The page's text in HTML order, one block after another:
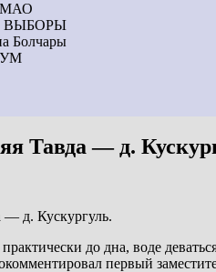
ВЫБОРЫ
Болчары
Тавда — д.
— д. Кускургуль.
до дна, воде
первый